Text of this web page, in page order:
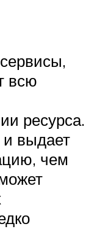
всю
ресурса.
выдает
чем